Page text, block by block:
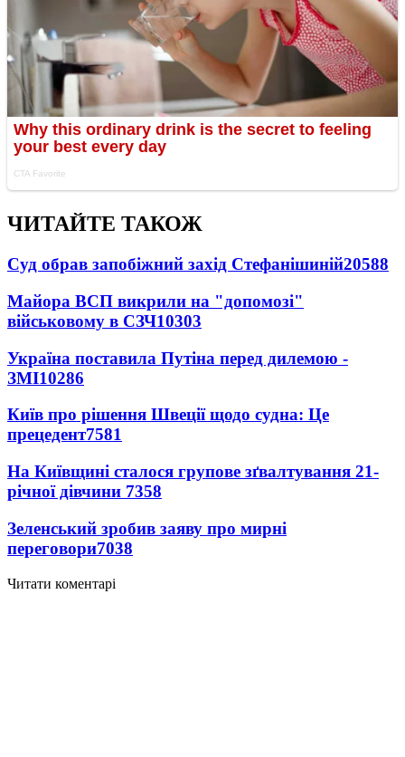
ЧИТАЙТЕ ТАКОЖ
Суд обрав запобіжний захід Стефанішиній20588
Майора ВСП викрили на "допомозі"
військовому в СЗЧ10303
Україна поставила Путіна перед дилемою -
ЗМІ10286
Київ про рішення Швеції щодо судна: Це
прецедент7581
На Київщині сталося групове зґвалтування 21-
річної дівчини 7358
Зеленський зробив заяву про мирні
переговори7038
Читати коментарі